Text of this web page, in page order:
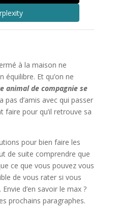
à la maison ne
Et qu’on ne
animal de compagnie se
pas d’amis avec qui passer
faire pour qu’il retrouve sa
pour bien faire les
de suite comprendre que
ce que vous pouvez vous
de vous rater si vous
d’en savoir le max ?
prochains paragraphes.